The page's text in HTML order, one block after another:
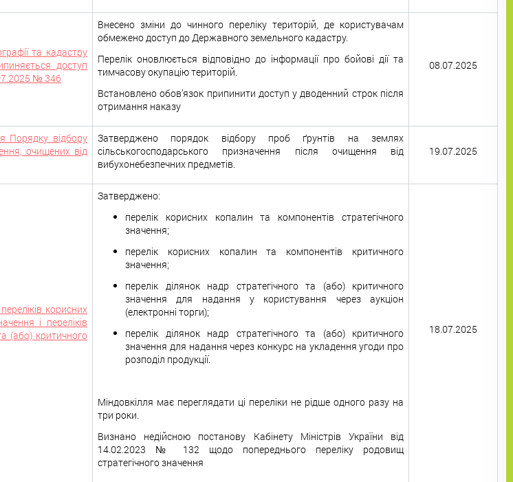
та кадастру
доступ
№ 346
Внесено зміни до чинного переліку територій, де користувачам
обмежено доступ до Державного земельного кадастру.
Перелік оновлюється відповідно до інформації про бойові дії та
тимчасову окупацію територій.
Встановлено обов’язок припинити доступ у дводенний строк після
отримання наказу
08.07.2025
Порядку відбору
очищених від
Затверджено порядок відбору проб ґрунтів на землях
сільськогосподарського призначення після очищення від
вибухонебезпечних предметів.
19.07.2025
корисних
і переліків
(або) критичного
Затверджено:
перелік корисних копалин та компонентів стратегічного
значення;
перелік корисних копалин та компонентів критичного
значення;
перелік ділянок надр стратегічного та (або) критичного
значення для надання у користування через аукціон
(електронні торги);
перелік ділянок надр стратегічного та (або) критичного
значення для надання через конкурс на укладення угоди про
розподіл продукції.
Міндовкілля має переглядати ці переліки не рідше одного разу на
три роки.
Визнано недійсною постанову Кабінету Міністрів України від
14.02.2023 № 132 щодо попереднього переліку родовищ
стратегічного значення
18.07.2025